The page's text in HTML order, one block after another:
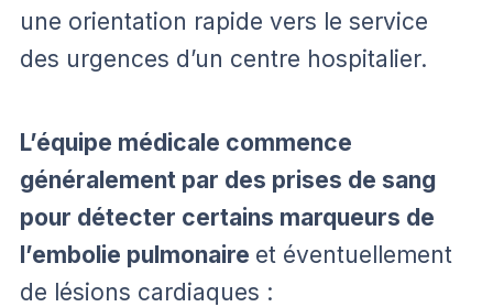
une orientation rapide vers le service
des urgences d’un centre hospitalier.
L’équipe médicale commence
généralement par des prises de sang
pour détecter certains marqueurs de
l’embolie pulmonaire et éventuellement
de lésions cardiaques :